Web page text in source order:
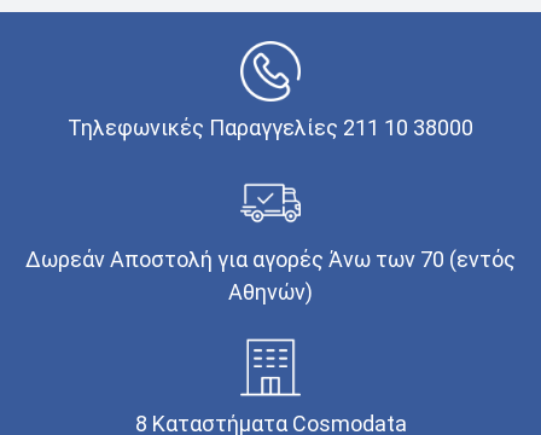
Τηλεφωνικές Παραγγελίες 211 10 38000
Δωρεάν Αποστολή για αγορές Άνω των 70 (εντός
Αθηνών)
8 Καταστήματα Cosmodata